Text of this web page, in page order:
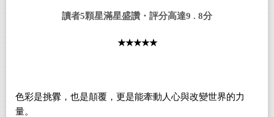
讀者5顆星滿星盛讚・評分高達9 . 8分
★★★★★
色彩是挑釁，也是顛覆，更是能牽動人心與改變世界的力
量。